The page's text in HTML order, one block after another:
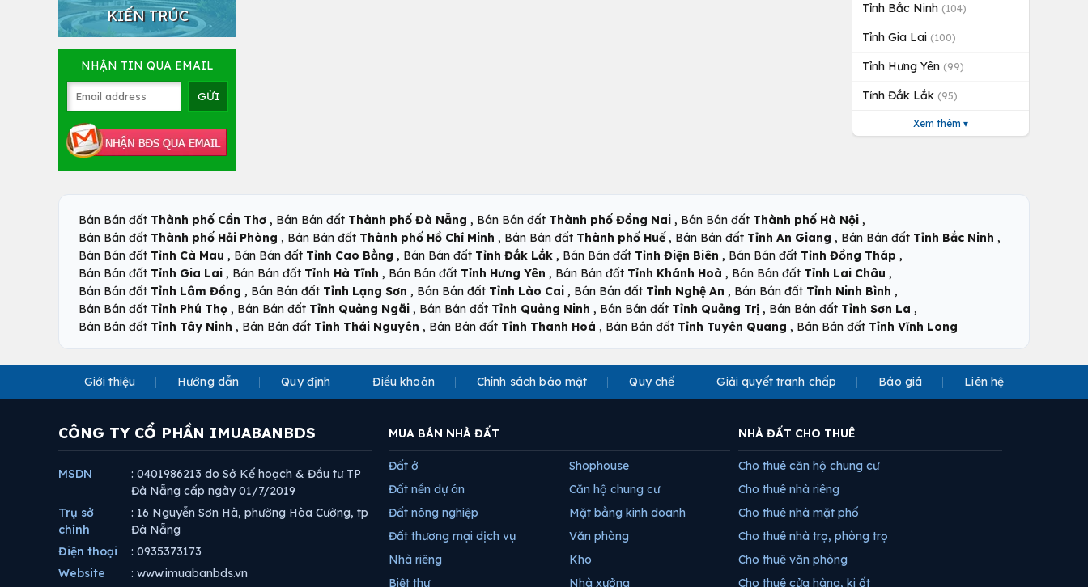
KIẾN TRÚC
NHẬN TIN QUA EMAIL
Tỉnh Bắc Ninh (104)
Tỉnh Gia Lai (100)
Tỉnh Hưng Yên (99)
Tỉnh Đắk Lắk (95)
Xem thêm ▾
Bán Bán đất Thành phố Cần Thơ , Bán Bán đất Thành phố Đà Nẵng , Bán Bán đất Thành phố Đồng Nai , Bán Bán đất Thành phố Hà Nội ,
Bán Bán đất Thành phố Hải Phòng , Bán Bán đất Thành phố Hồ Chí Minh , Bán Bán đất Thành phố Huế , Bán Bán đất Tỉnh An Giang , Bán Bán đất Tỉnh Bắc Ninh ,
Bán Bán đất Tỉnh Cà Mau , Bán Bán đất Tỉnh Cao Bằng , Bán Bán đất Tỉnh Đắk Lắk , Bán Bán đất Tỉnh Điện Biên , Bán Bán đất Tỉnh Đồng Tháp ,
Bán Bán đất Tỉnh Gia Lai , Bán Bán đất Tỉnh Hà Tĩnh , Bán Bán đất Tỉnh Hưng Yên , Bán Bán đất Tỉnh Khánh Hoà , Bán Bán đất Tỉnh Lai Châu ,
Bán Bán đất Tỉnh Lâm Đồng , Bán Bán đất Tỉnh Lạng Sơn , Bán Bán đất Tỉnh Lào Cai , Bán Bán đất Tỉnh Nghệ An , Bán Bán đất Tỉnh Ninh Bình ,
Bán Bán đất Tỉnh Phú Thọ , Bán Bán đất Tỉnh Quảng Ngãi , Bán Bán đất Tỉnh Quảng Ninh , Bán Bán đất Tỉnh Quảng Trị , Bán Bán đất Tỉnh Sơn La ,
Bán Bán đất Tỉnh Tây Ninh , Bán Bán đất Tỉnh Thái Nguyên , Bán Bán đất Tỉnh Thanh Hoá , Bán Bán đất Tỉnh Tuyên Quang , Bán Bán đất Tỉnh Vĩnh Long
Giới thiệu Hướng dẫn Quy định Điều khoản Chính sách bảo mật Quy chế Giải quyết tranh chấp Báo giá Liên hệ
CÔNG TY CỔ PHẦN IMUABANBDS
MSDN
: 0401986213 do Sở Kế hoạch & Đầu tư TP
Đà Nẵng cấp ngày 01/7/2019
Trụ sở
chính
: 16 Nguyễn Sơn Hà, phường Hòa Cường, tp
Đà Nẵng
Điện thoại
: 0935373173
Website
: www.imuabanbds.vn
MUA BÁN NHÀ ĐẤT
Đất ở
Đất nền dự án
Đất nông nghiệp
Đất thương mại dịch vụ
Nhà riêng
Biệt thự
Shophouse
Căn hộ chung cư
Mặt bằng kinh doanh
Văn phòng
Kho
Nhà xưởng
NHÀ ĐẤT CHO THUÊ
Cho thuê căn hộ chung cư
Cho thuê nhà riêng
Cho thuê nhà mặt phố
Cho thuê nhà trọ, phòng trọ
Cho thuê văn phòng
Cho thuê cửa hàng, ki ốt